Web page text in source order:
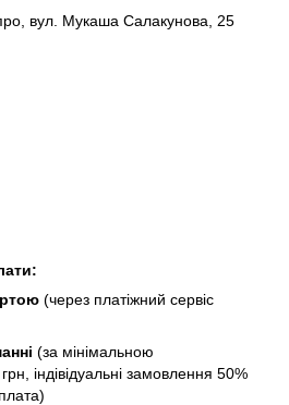
вул. Мукаша Салакунова, 25
(через платіжний сервіс
(за мінімальною
індівідуальні замовлення 50%